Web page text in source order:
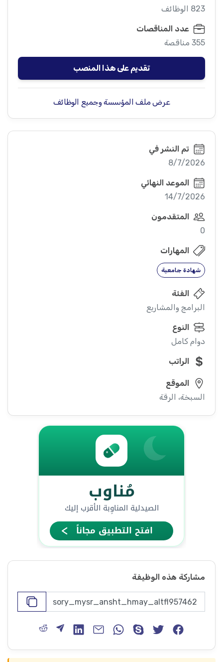
823 الوظائف
عدد المناقصات
355 مناقصة
تقديم على هذا المنصب
عرض ملف المؤسسة وجميع الوظائف
تم النشر في
8/7/2026
الموعد النهائي
14/7/2026
المتقدمون
0
المهارات
شهادة جامعية
الفئة
البرامج والمشاريع
النوع
دوام كامل
الراتب
الموقع
السبخة، الرقة
مشاركة هذه الوظيفة